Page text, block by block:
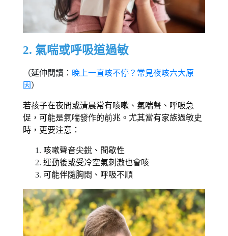
2. 氣喘或呼吸道過敏
（延伸閱讀： 晚上一直咳不停？常見夜咳六大原
因 ）
若孩子在夜間或清晨常有咳嗽、氣喘聲、呼吸急
促，可能是氣喘發作的前兆。尤其當有家族過敏史
時，更要注意：
咳嗽聲音尖銳、間歇性
運動後或受冷空氣刺激也會咳
可能伴隨胸悶、呼吸不順